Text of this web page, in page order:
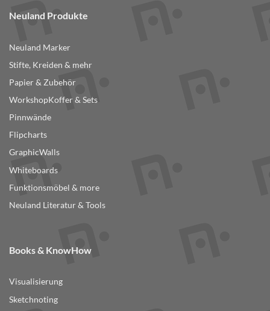
Varianten
Die
Optionen
auf
der
gewählt
werden
Neuland Produkte
Neuland Marker
Stifte, Kreiden & mehr
Papier & Zubehör
WorkshopKoffer & Sets
Pinnwände
Flipcharts
GraphicWalls
Whiteboards
Funktionsmöbel & more
Neuland Literatur & Tools
Books & KnowHow
Visualisierung
Sketchnoting